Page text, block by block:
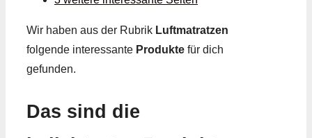
Wir haben aus der Rubrik Luftmatratzen
folgende interessante Produkte für dich
gefunden.
Das sind die